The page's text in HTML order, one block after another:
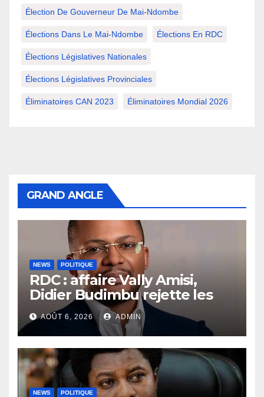
Élection De Gouverneur De Mai-Ndombe
Élections Dans Le Mai-Ndombe Élections En RDC
Élections Législatives Nationales
Élections Législatives Provinciales
Éliminatoires CAN 2023 Éliminatoires Mondial 2026
GRAND ANGLE
NEWS POLITIQUE
RDC : affaire Vally Amisi,
Didier Budimbu rejette les
accusations et appelle à
laisser la justice établir la
vérité
AOÛT 6, 2026 ADMIN
NEWS POLITIQUE